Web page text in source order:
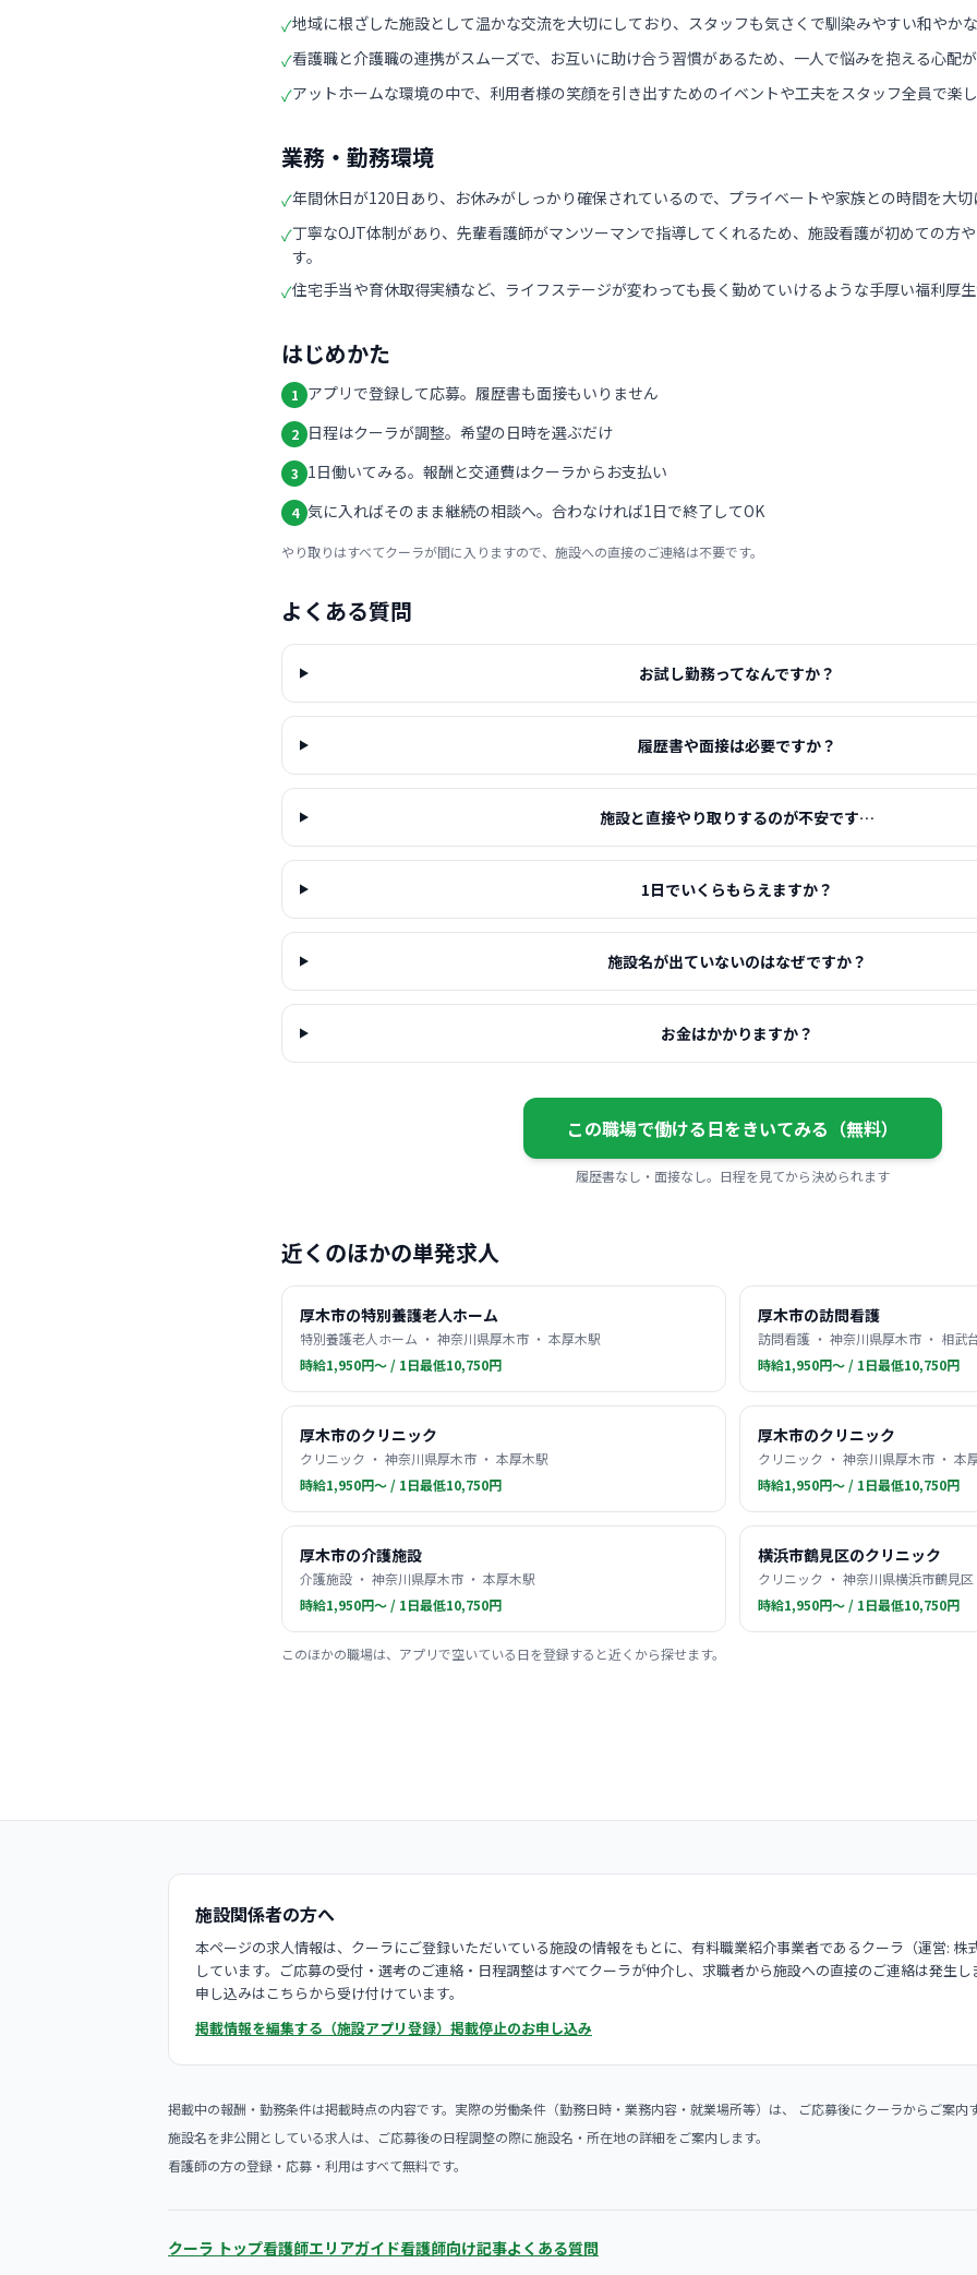
✓地域に根ざした施設として温かな交流を大切にしており、スタッフも気さくで馴染みやすい和やか
✓看護職と介護職の連携がスムーズで、お互いに助け合う習慣があるため、一人で悩みを抱える心配
✓アットホームな環境の中で、利用者様の笑顔を引き出すためのイベントや工夫をスタッフ全員で楽
業務・勤務環境
✓年間休日が120日あり、お休みがしっかり確保されているので、プライベートや家族との時間を大
✓丁寧なOJT体制があり、先輩看護師がマンツーマンで指導してくれるため、施設看護が初めての方
す。
✓住宅手当や育休取得実績など、ライフステージが変わっても長く勤めていけるような手厚い福利厚
はじめかた
1 アプリで登録して応募。履歴書も面接もいりません
2 日程はクーラが調整。希望の日時を選ぶだけ
3 1日働いてみる。報酬と交通費はクーラからお支払い
4 気に入ればそのまま継続の相談へ。合わなければ1日で終了してOK
やり取りはすべてクーラが間に入りますので、施設への直接のご連絡は不要です。
よくある質問
お試し勤務ってなんですか？
履歴書や面接は必要ですか？
施設と直接やり取りするのが不安です…
1日でいくらもらえますか？
施設名が出ていないのはなぜですか？
お金はかかりますか？
この職場で働ける日をきいてみる（無料）
履歴書なし・面接なし。日程を見てから決められます
近くのほかの単発求人
厚木市の特別養護老人ホーム
特別養護老人ホーム ・ 神奈川県厚木市 ・ 本厚木駅
時給1,950円〜 / 1日最低10,750円
厚木市の訪問看護
訪問看護 ・ 神奈川県厚木市 ・ 相武
時給1,950円〜 / 1日最低10,750円
厚木市のクリニック
クリニック ・ 神奈川県厚木市 ・ 本厚木駅
時給1,950円〜 / 1日最低10,750円
厚木市のクリニック
クリニック ・ 神奈川県厚木市 ・ 本
時給1,950円〜 / 1日最低10,750円
厚木市の介護施設
介護施設 ・ 神奈川県厚木市 ・ 本厚木駅
時給1,950円〜 / 1日最低10,750円
横浜市鶴見区のクリニック
クリニック ・ 神奈川県横浜市鶴見
時給1,950円〜 / 1日最低10,750円
このほかの職場は、アプリで空いている日を登録すると近くから探せます。
施設関係者の方へ
本ページの求人情報は、クーラにご登録いただいている施設の情報をもとに、有料職業紹介事業者であるクーラ（運営:
しています。ご応募の受付・選考のご連絡・日程調整はすべてクーラが仲介し、求職者から施設への直接のご連絡は発生
申し込みはこちらから受け付けています。
掲載情報を編集する（施設アプリ登録） 掲載停止のお申し込み
掲載中の報酬・勤務条件は掲載時点の内容です。実際の労働条件（勤務日時・業務内容・就業場所等）は、 ご応募後にクーラからご案内
施設名を非公開としている求人は、ご応募後の日程調整の際に施設名・所在地の詳細をご案内します。
看護師の方の登録・応募・利用はすべて無料です。
クーラ トップ看護師エリアガイド看護師向け記事よくある質問